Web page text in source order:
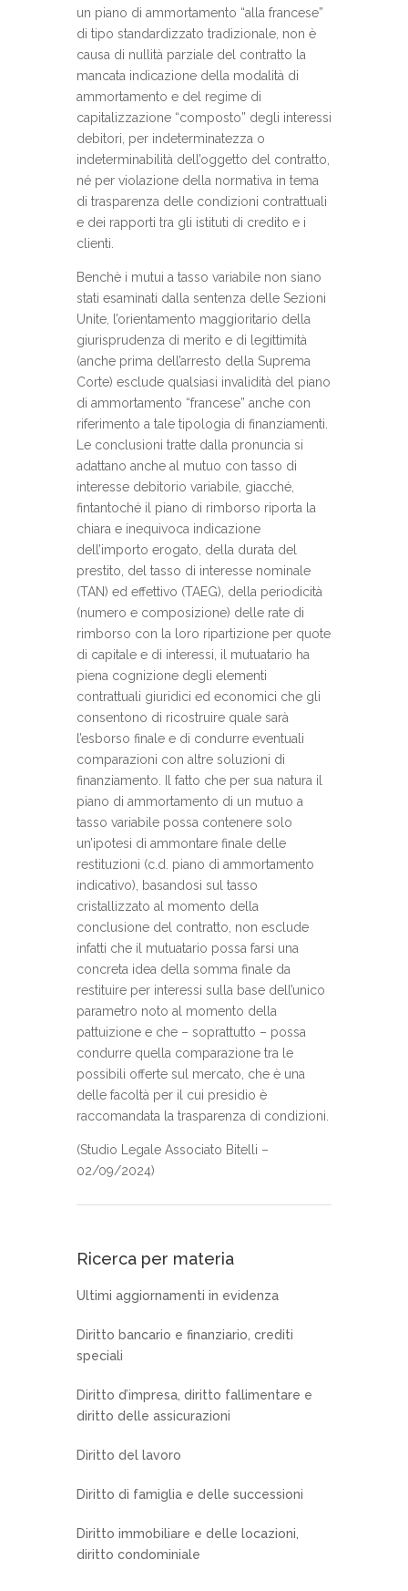
un piano di ammortamento “alla francese”
di tipo standardizzato tradizionale, non è
causa di nullità parziale del contratto la
mancata indicazione della modalità di
ammortamento e del regime di
capitalizzazione “composto” degli interessi
debitori, per indeterminatezza o
indeterminabilità dell’oggetto del contratto,
né per violazione della normativa in tema
di trasparenza delle condizioni contrattuali
e dei rapporti tra gli istituti di credito e i
clienti.
Benchè i mutui a tasso variabile non siano
stati esaminati dalla sentenza delle Sezioni
Unite, l’orientamento maggioritario della
giurisprudenza di merito e di legittimità
(anche prima dell’arresto della Suprema
Corte) esclude qualsiasi invalidità del piano
di ammortamento “francese” anche con
riferimento a tale tipologia di finanziamenti.
Le conclusioni tratte dalla pronuncia si
adattano anche al mutuo con tasso di
interesse debitorio variabile, giacché,
fintantoché il piano di rimborso riporta la
chiara e inequivoca indicazione
dell’importo erogato, della durata del
prestito, del tasso di interesse nominale
(TAN) ed effettivo (TAEG), della periodicità
(numero e composizione) delle rate di
rimborso con la loro ripartizione per quote
di capitale e di interessi, il mutuatario ha
piena cognizione degli elementi
contrattuali giuridici ed economici che gli
consentono di ricostruire quale sarà
l’esborso finale e di condurre eventuali
comparazioni con altre soluzioni di
finanziamento. Il fatto che per sua natura il
piano di ammortamento di un mutuo a
tasso variabile possa contenere solo
un’ipotesi di ammontare finale delle
restituzioni (c.d. piano di ammortamento
indicativo), basandosi sul tasso
cristallizzato al momento della
conclusione del contratto, non esclude
infatti che il mutuatario possa farsi una
concreta idea della somma finale da
restituire per interessi sulla base dell’unico
parametro noto al momento della
pattuizione e che – soprattutto – possa
condurre quella comparazione tra le
possibili offerte sul mercato, che è una
delle facoltà per il cui presidio è
raccomandata la trasparenza di condizioni.
(Studio Legale Associato Bitelli –
02/09/2024)
Ricerca per materia
Ultimi aggiornamenti in evidenza
Diritto bancario e finanziario, crediti
speciali
Diritto d’impresa, diritto fallimentare e
diritto delle assicurazioni
Diritto del lavoro
Diritto di famiglia e delle successioni
Diritto immobiliare e delle locazioni,
diritto condominiale